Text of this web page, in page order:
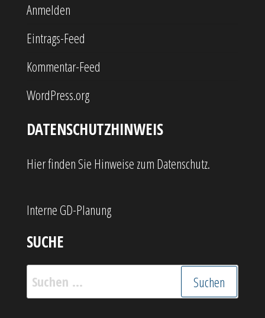
Anmelden
Eintrags-Feed
Kommentar-Feed
WordPress.org
DATENSCHUTZHINWEIS
Hier finden Sie Hinweise zum Datenschutz.
Interne GD-Planung
SUCHE
Suchen
nach: